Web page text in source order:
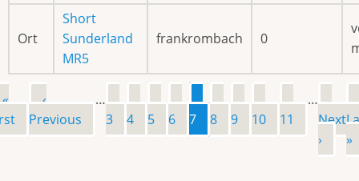
Ort
Short
Sunderland
MR5
frankrombach 0
Seitennummerierung
Erste
Seite
«
Vorherige
Seite
‹
Previous
…
Page
3
Page
4
Page
5
Page
6
Page
7
Page
8
Page
9
Page
10
Page
11
…
Next
›
»